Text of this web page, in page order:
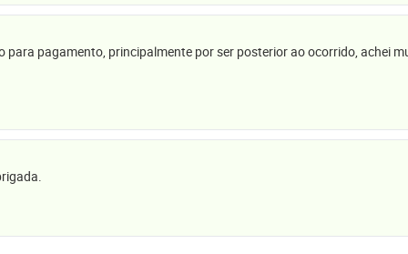
pagamento, principalmente por ser posterior ao ocorrido, achei